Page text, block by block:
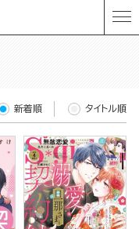
新着順 タイトル順